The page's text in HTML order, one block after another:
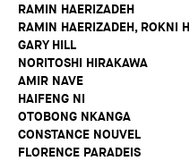
RAMIN HAERIZADEH
RAMIN HAERIZADEH, ROKNI
GARY HILL
NORITOSHI HIRAKAWA
AMIR NAVE
HAIFENG NI
OTOBONG NKANGA
CONSTANCE NOUVEL
FLORENCE PARADEIS